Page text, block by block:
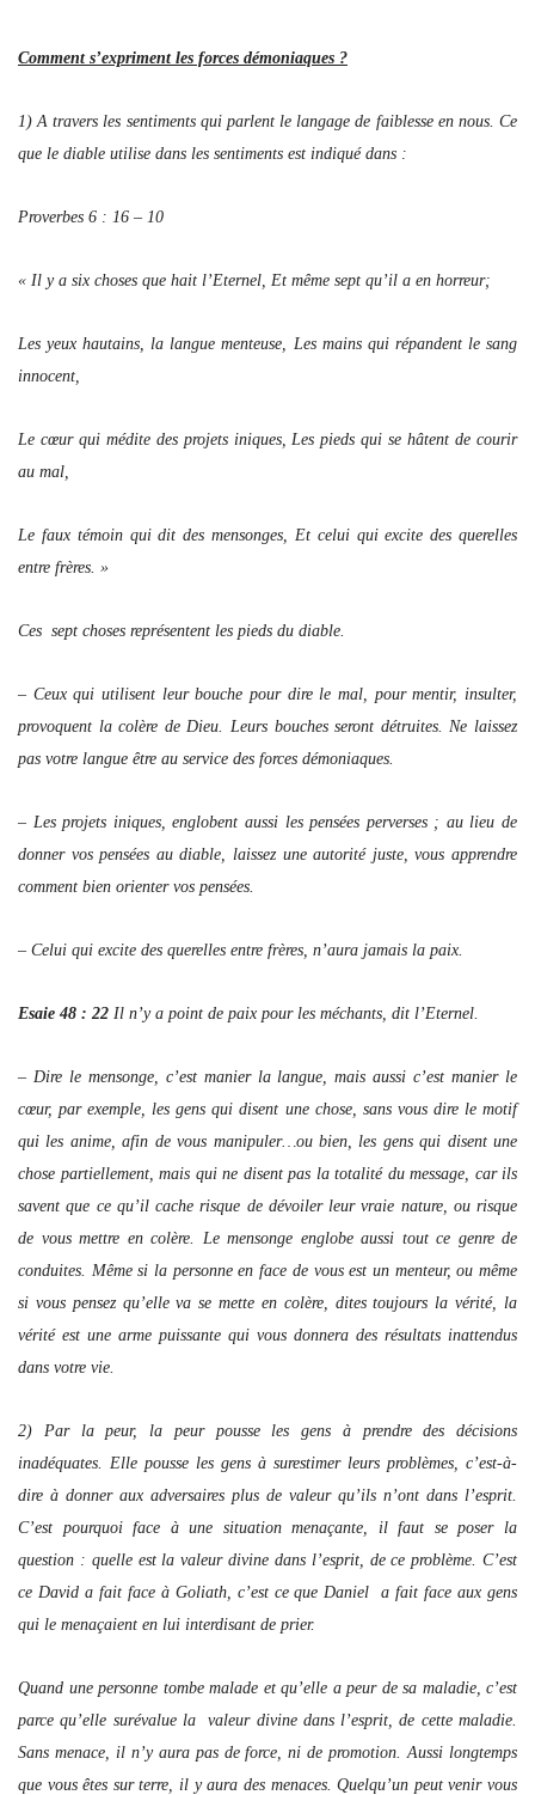
Comment s’expriment les forces démoniaques ?
1) A travers les sentiments qui parlent le langage de faiblesse en nous. Ce
que le diable utilise dans les sentiments est indiqué dans :
Proverbes 6 : 16 – 10
« Il y a six choses que hait l’Eternel, Et même sept qu’il a en horreur;
Les yeux hautains, la langue menteuse, Les mains qui répandent le sang
innocent,
Le cœur qui médite des projets iniques, Les pieds qui se hâtent de courir
au mal,
Le faux témoin qui dit des mensonges, Et celui qui excite des querelles
entre frères. »
Ces sept choses représentent les pieds du diable.
– Ceux qui utilisent leur bouche pour dire le mal, pour mentir, insulter,
provoquent la colère de Dieu. Leurs bouches seront détruites. Ne laissez
pas votre langue être au service des forces démoniaques.
– Les projets iniques, englobent aussi les pensées perverses ; au lieu de
donner vos pensées au diable, laissez une autorité juste, vous apprendre
comment bien orienter vos pensées.
– Celui qui excite des querelles entre frères, n’aura jamais la paix.
Esaie 48 : 22 Il n’y a point de paix pour les méchants, dit l’Eternel.
– Dire le mensonge, c’est manier la langue, mais aussi c’est manier le
cœur, par exemple, les gens qui disent une chose, sans vous dire le motif
qui les anime, afin de vous manipuler…ou bien, les gens qui disent une
chose partiellement, mais qui ne disent pas la totalité du message, car ils
savent que ce qu’il cache risque de dévoiler leur vraie nature, ou risque
de vous mettre en colère. Le mensonge englobe aussi tout ce genre de
conduites. Même si la personne en face de vous est un menteur, ou même
si vous pensez qu’elle va se mette en colère, dites toujours la vérité, la
vérité est une arme puissante qui vous donnera des résultats inattendus
dans votre vie.
2) Par la peur, la peur pousse les gens à prendre des décisions
inadéquates. Elle pousse les gens à surestimer leurs problèmes, c’est-à-
dire à donner aux adversaires plus de valeur qu’ils n’ont dans l’esprit.
C’est pourquoi face à une situation menaçante, il faut se poser la
question : quelle est la valeur divine dans l’esprit, de ce problème. C’est
ce David a fait face à Goliath, c’est ce que Daniel a fait face aux gens
qui le menaçaient en lui interdisant de prier.
Quand une personne tombe malade et qu’elle a peur de sa maladie, c’est
parce qu’elle surévalue la valeur divine dans l’esprit, de cette maladie.
Sans menace, il n’y aura pas de force, ni de promotion. Aussi longtemps
que vous êtes sur terre, il y aura des menaces. Quelqu’un peut venir vous